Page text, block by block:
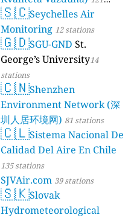
stations
🇸🇨Seychelles Air
Monitoring 12 stations
🇬🇩SGU-GND St.
George’s University14
stations
🇨🇳Shenzhen
Environment Network (深
圳人居环境网) 81 stations
🇨🇱Sistema Nacional De
Calidad Del Aire En Chile
135 stations
SJVAir.com 39 stations
🇸🇰Slovak
Hydrometeorological